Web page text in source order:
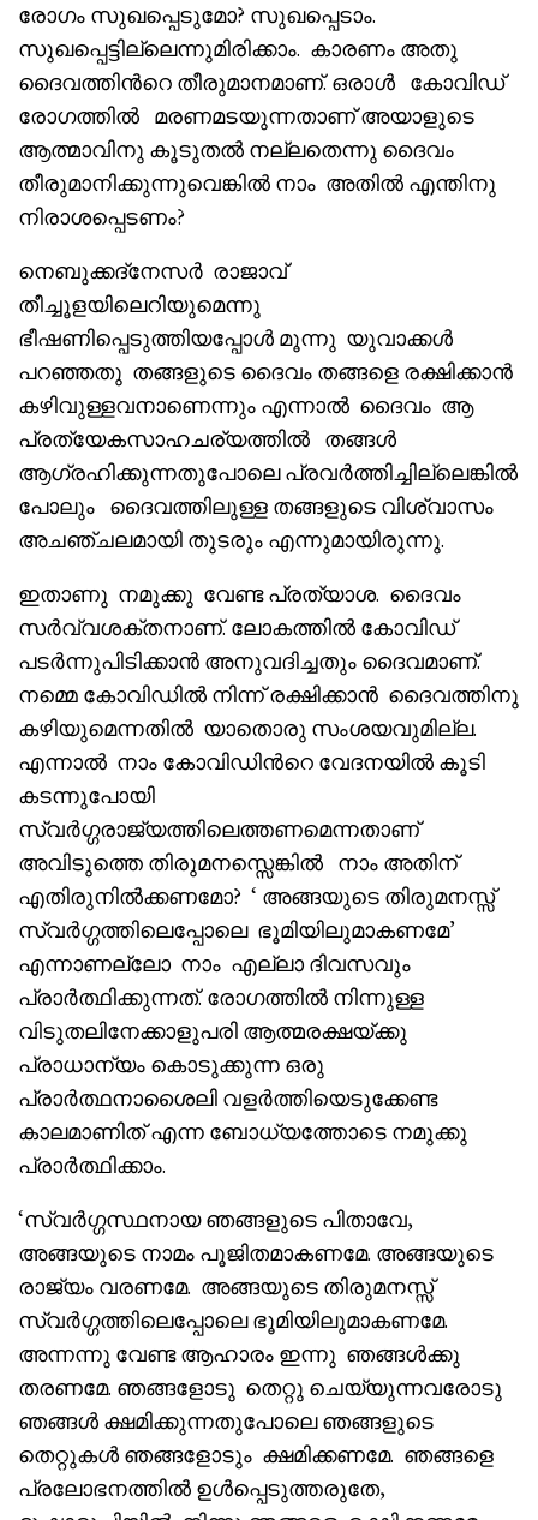
രോഗം സുഖപ്പെടുമോ? സുഖപ്പെടാം.
സുഖപ്പെട്ടില്ലെന്നുമിരിക്കാം. കാരണം അതു
ദൈവത്തിൻറെ തീരുമാനമാണ്. ഒരാൾ കോവിഡ്
രോഗത്തിൽ മരണമടയുന്നതാണ് അയാളുടെ
ആത്മാവിനു കൂടുതൽ നല്ലതെന്നു ദൈവം
തീരുമാനിക്കുന്നുവെങ്കിൽ നാം അതിൽ എന്തിനു
നിരാശപ്പെടണം?
നെബുക്കദ്‌നേസർ രാജാവ്
തീച്ചൂളയിലെറിയുമെന്നു
ഭീഷണിപ്പെടുത്തിയപ്പോൾ മൂന്നു യുവാക്കൾ
പറഞ്ഞതു തങ്ങളുടെ ദൈവം തങ്ങളെ രക്ഷിക്കാൻ
കഴിവുള്ളവനാണെന്നും എന്നാൽ ദൈവം ആ
പ്രത്യേകസാഹചര്യത്തിൽ തങ്ങൾ
ആഗ്രഹിക്കുന്നതുപോലെ പ്രവർത്തിച്ചില്ലെങ്കിൽ
പോലും ദൈവത്തിലുള്ള തങ്ങളുടെ വിശ്വാസം
അചഞ്ചലമായി തുടരും എന്നുമായിരുന്നു.
ഇതാണു നമുക്കു വേണ്ട പ്രത്യാശ. ദൈവം
സർവ്വശക്തനാണ്. ലോകത്തിൽ കോവിഡ്
പടർന്നുപിടിക്കാൻ അനുവദിച്ചതും ദൈവമാണ്.
നമ്മെ കോവിഡിൽ നിന്ന് രക്ഷിക്കാൻ ദൈവത്തിനു
കഴിയുമെന്നതിൽ യാതൊരു സംശയവുമില്ല.
എന്നാൽ നാം കോവിഡിൻറെ വേദനയിൽ കൂടി
കടന്നുപോയി
സ്വർഗ്ഗരാജ്യത്തിലെത്തണമെന്നതാണ്
അവിടുത്തെ തിരുമനസ്സെങ്കിൽ നാം അതിന്
എതിരുനിൽക്കണമോ? ‘ അങ്ങയുടെ തിരുമനസ്സ്
സ്വർഗ്ഗത്തിലെപ്പോലെ ഭൂമിയിലുമാകണമേ’
എന്നാണല്ലോ നാം എല്ലാ ദിവസവും
പ്രാർത്ഥിക്കുന്നത്. രോഗത്തിൽ നിന്നുള്ള
വിടുതലിനേക്കാളുപരി ആത്മരക്ഷയ്ക്കു
പ്രാധാന്യം കൊടുക്കുന്ന ഒരു
പ്രാർത്ഥനാശൈലി വളർത്തിയെടുക്കേണ്ട
കാലമാണിത് എന്ന ബോധ്യത്തോടെ നമുക്കു
പ്രാർത്ഥിക്കാം.
‘സ്വർഗ്ഗസ്ഥനായ ഞങ്ങളുടെ പിതാവേ,
അങ്ങയുടെ നാമം പൂജിതമാകണമേ. അങ്ങയുടെ
രാജ്യം വരണമേ. അങ്ങയുടെ തിരുമനസ്സ്
സ്വർഗ്ഗത്തിലെപ്പോലെ ഭൂമിയിലുമാകണമേ.
അന്നന്നു വേണ്ട ആഹാരം ഇന്നു ഞങ്ങൾക്കു
തരണമേ. ഞങ്ങളോടു തെറ്റു ചെയ്യുന്നവരോടു
ഞങ്ങൾ ക്ഷമിക്കുന്നതുപോലെ ഞങ്ങളുടെ
തെറ്റുകൾ ഞങ്ങളോടും ക്ഷമിക്കണമേ. ഞങ്ങളെ
പ്രലോഭനത്തിൽ ഉൾപ്പെടുത്തരുതേ,